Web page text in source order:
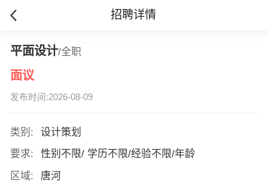
招聘详情
平面设计/全职
面议
发布时间:2026-08-09
类别:
设计策划
要求:
性别不限/ 学历不限/经验不限/年龄
区域:
唐河